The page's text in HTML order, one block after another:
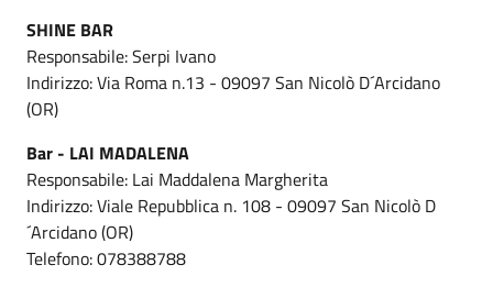
SHINE BAR
Responsabile: Serpi Ivano
Indirizzo: Via Roma n.13 - 09097 San Nicolò D´Arcidano
(OR)
Bar - LAI MADALENA
Responsabile: Lai Maddalena Margherita
Indirizzo: Viale Repubblica n. 108 - 09097 San Nicolò D
´Arcidano (OR)
Telefono: 078388788